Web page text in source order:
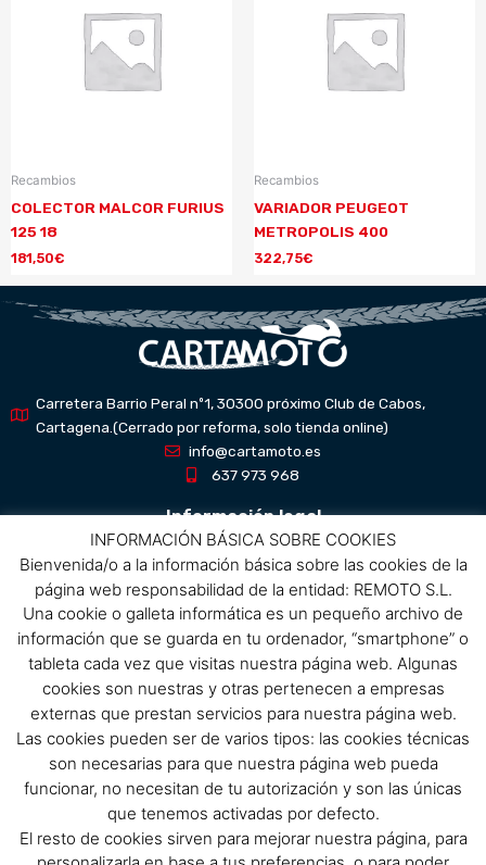
Recambios
COLECTOR MALCOR FURIUS
125 18
181,50€
Recambios
VARIADOR PEUGEOT
METROPOLIS 400
322,75€
Carretera Barrio Peral nº1, 30300 próximo Club de Cabos,
Cartagena.(Cerrado por reforma, solo tienda online)
info@cartamoto.es
637 973 968
Información legal
Aviso Legal
Política de privacidad
Política de protección de datos
Política de cookies
Condiciones de compra
Menú
Menu
Síguenos
INFORMACIÓN BÁSICA SOBRE COOKIES
Bienvenida/o a la información básica sobre las cookies de la
página web responsabilidad de la entidad: REMOTO S.L.
Una cookie o galleta informática es un pequeño archivo de
información que se guarda en tu ordenador, “smartphone” o
tableta cada vez que visitas nuestra página web. Algunas
cookies son nuestras y otras pertenecen a empresas
externas que prestan servicios para nuestra página web.
Las cookies pueden ser de varios tipos: las cookies técnicas
son necesarias para que nuestra página web pueda
funcionar, no necesitan de tu autorización y son las únicas
que tenemos activadas por defecto.
El resto de cookies sirven para mejorar nuestra página, para